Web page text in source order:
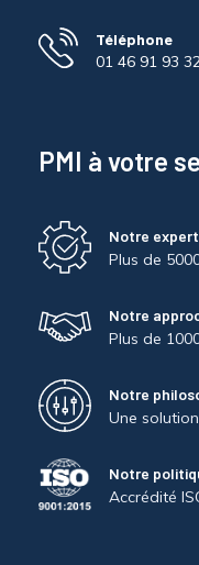
Téléphone
01 46 91 93
PMI à votre
Notre
Plus de
Notre
Plus de
Notre
Une
Notre
Accrédité